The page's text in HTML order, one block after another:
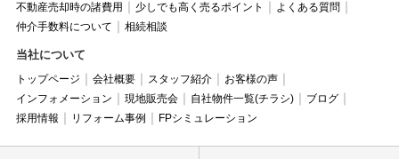
不動産売却時の諸費用
少しでも高く売るポイント
よくある質問
仲介手数料について
相続相談
当社について
トップページ 会社概要 スタッフ紹介
お客様の声
インフォメーション
現地販売会 自社物件一覧(チラシ)
ブログ
採用情報
リフォーム事例 FPシミュレーション